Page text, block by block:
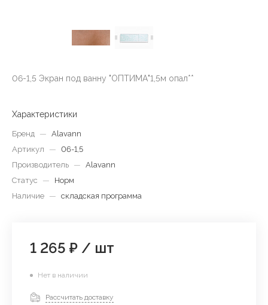
06-1,5 Экран под ванну "ОПТИМА"1,5м опал**
Характеристики
Бренд — Alavann
Артикул
— 06-1,5
Производитель — Alavann
Статус
—
Норм
Наличие — складская программа
1 265 ₽ / шт
Нет в наличии
Рассчитать доставку